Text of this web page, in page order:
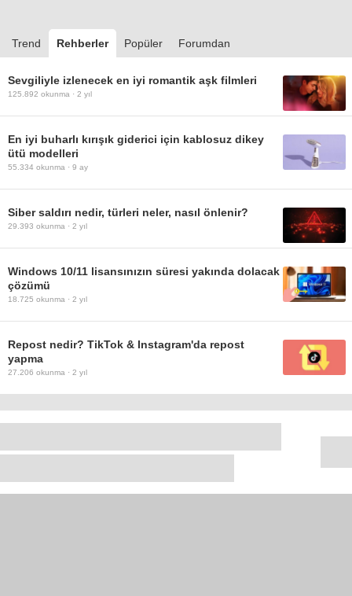
Trend Rehberler Popüler Forumdan
Sevgiliyle izlenecek en iyi romantik aşk filmleri
125.892 okunma · 2 yıl
En iyi buharlı kırışık giderici için kablosuz dikey
ütü modelleri
55.334 okunma · 9 ay
Siber saldırı nedir, türleri neler, nasıl önlenir?
29.393 okunma · 2 yıl
Windows 10/11 lisansınızın süresi yakında dolacak
çözümü
18.725 okunma · 2 yıl
Repost nedir? TikTok & Instagram'da repost
yapma
27.206 okunma · 2 yıl